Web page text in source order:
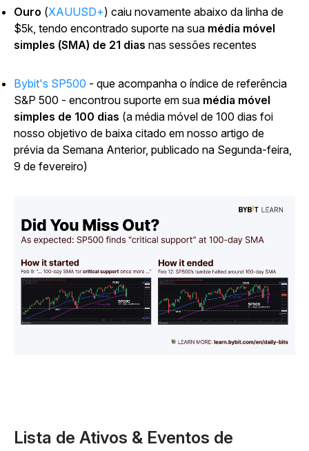
Ouro (XAUUSD+) caiu novamente abaixo da linha de
$5k, tendo encontrado suporte na sua média móvel
simples (SMA) de 21 dias nas sessões recentes
Bybit's SP500 - que acompanha o índice de referência
S&P 500 - encontrou suporte em sua média móvel
simples de 100 dias (a média móvel de 100 dias foi
nosso objetivo de baixa citado em nosso artigo de
prévia da Semana Anterior, publicado na Segunda-feira,
9 de fevereiro)
Lista de Ativos & Eventos de